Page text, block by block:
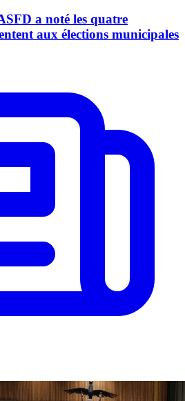
a noté les quatre
aux élections municipales